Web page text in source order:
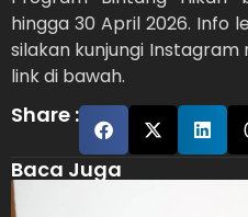
hingga 30 April 2026. Info
silakan kunjungi Instagram
link di bawah.
Share :
Baca Juga